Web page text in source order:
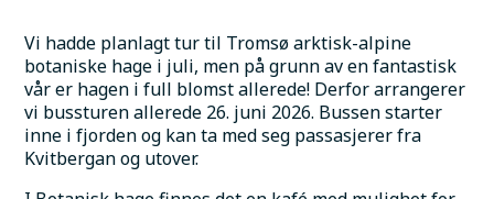
Vi hadde planlagt tur til Tromsø arktisk-alpine
botaniske hage i juli, men på grunn av en fantastisk
vår er hagen i full blomst allerede! Derfor arrangerer
vi bussturen allerede 26. juni 2026. Bussen starter
inne i fjorden og kan ta med seg passasjerer fra
Kvitbergan og utover.